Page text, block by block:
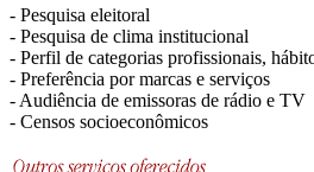
- Pesquisa eleitoral
- Pesquisa de clima institucional
- Perfil de categorias profissionais,
- Preferência por marcas e serviços
- Audiência de emissoras de rádio e TV
- Censos socioeconômicos